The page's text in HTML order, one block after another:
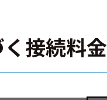
接続料金